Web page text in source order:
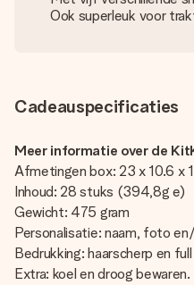
Ook superleuk voor
Cadeauspecificaties
Meer informatie over de
Afmetingen box: 23 x 10.6 x
Inhoud: 28 stuks (394,8g e)
Gewicht: 475 gram
Personalisatie: naam, foto
Bedrukking: haarscherp en
Extra: koel en droog bewaren.